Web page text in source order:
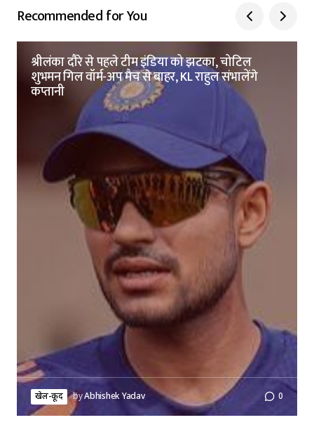
Recommended for You
श्रीलंका दौरे से पहले टीम इंडिया को झटका, चोटिल
शुभमन गिल वॉर्म-अप मैच से बाहर, KL राहुल संभालेंगे
कप्तानी
खेल-कूद byAbhishek Yadav 0